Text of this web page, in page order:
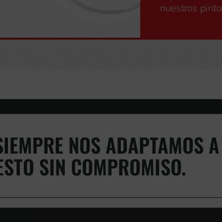
nuestros
NOS ADAPTAMOS
SIN COMPROMISO.